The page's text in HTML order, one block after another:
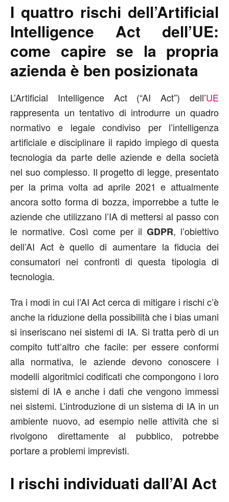
I quattro rischi dell’Artificial
Intelligence Act dell’UE:
come capire se la propria
azienda è ben posizionata
L’Artificial Intelligence Act (“AI Act”) dell’UE
rappresenta un tentativo di introdurre un quadro
normativo e legale condiviso per l’intelligenza
artificiale e disciplinare il rapido impiego di questa
tecnologia da parte delle aziende e della società
nel suo complesso. Il progetto di legge, presentato
per la prima volta ad aprile 2021 e attualmente
ancora sotto forma di bozza, imporrebbe a tutte le
aziende che utilizzano l’IA di mettersi al passo con
le normative. Così come per il GDPR, l’obiettivo
dell’AI Act è quello di aumentare la fiducia dei
consumatori nei confronti di questa tipologia di
tecnologia.
Tra i modi in cui l’AI Act cerca di mitigare i rischi c’è
anche la riduzione della possibilità che i bias umani
si inseriscano nei sistemi di IA. Si tratta però di un
compito tutt’altro che facile: per essere conformi
alla normativa, le aziende devono conoscere i
modelli algoritmici codificati che compongono i loro
sistemi di IA e anche i dati che vengono immessi
nei sistemi. L’introduzione di un sistema di IA in un
ambiente nuovo, ad esempio nelle attività che si
rivolgono direttamente al pubblico, potrebbe
portare a problemi imprevisti.
I rischi individuati dall’AI Act